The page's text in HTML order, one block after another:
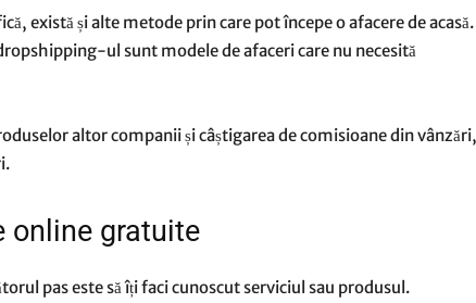
există și alte metode prin care pot începe o afacere de acasă.
ul sunt modele de afaceri care nu necesită
altor companii și câștigarea de comisioane din vânzări,
online gratuite
pas este să îți faci cunoscut serviciul sau produsul.